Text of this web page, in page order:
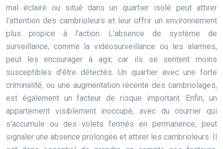
mal éclairé ou situé dans un quartier isolé peut attirer
l’attention des cambrioleurs et leur offrir un environnement
plus propice à l’action. L’absence de système de
surveillance, comme la vidéosurveillance ou les alarmes,
peut les encourager à agir, car ils se sentent moins
susceptibles d’être détectés. Un quartier avec une forte
criminalité, ou une augmentation récente des cambriolages,
est également un facteur de risque important. Enfin, un
appartement visiblement inoccupé, avec du courrier qui
s’accumule ou des volets fermés en permanence, peut
signaler une absence prolongée et attirer les cambrioleurs. Il